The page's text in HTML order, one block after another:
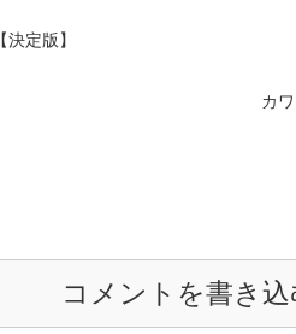
定版】
カ
コメントを書き込